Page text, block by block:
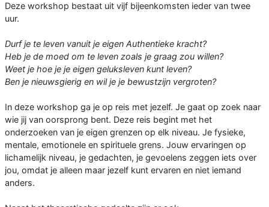
Deze workshop bestaat uit vijf bijeenkomsten ieder van twee
uur.
Durf je te leven vanuit je eigen Authentieke kracht?
Heb je de moed om te leven zoals je graag zou willen?
Weet je hoe je je eigen geluksleven kunt leven?
Ben je nieuwsgierig en wil je je bewustzijn vergroten?
In deze workshop ga je op reis met jezelf. Je gaat op zoek naar
wie jij van oorsprong bent. Deze reis begint met het
onderzoeken van je eigen grenzen op elk niveau. Je fysieke,
mentale, emotionele en spirituele grens. Jouw ervaringen op
lichamelijk niveau, je gedachten, je gevoelens zeggen iets over
jou, omdat je alleen maar jezelf kunt ervaren en niet iemand
anders.